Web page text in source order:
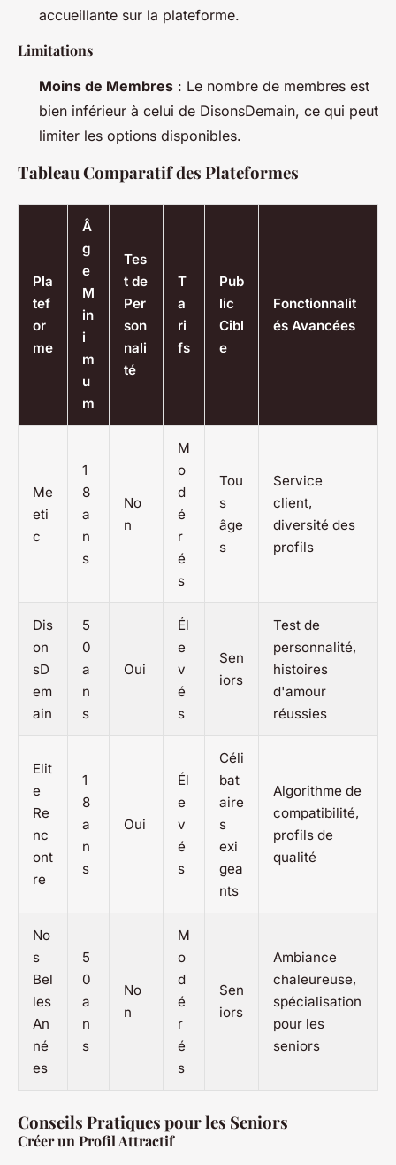
accueillante sur la plateforme.
Limitations
Moins de Membres : Le nombre de membres est
bien inférieur à celui de DisonsDemain, ce qui peut
limiter les options disponibles.
Tableau Comparatif des Plateformes
Pla
tef
or
me
Â
g
e
M
in
i
m
u
m
Tes
t de
Per
son
nali
té
T
a
ri
fs
Pub
lic
Cibl
e
Fonctionnalit
és Avancées
Me
eti
c
1
8
a
n
s
No
n
M
o
d
é
r
é
s
Tou
s
âge
s
Service
client,
diversité des
profils
Dis
on
sD
em
ain
5
0
a
n
s
Oui
Él
e
v
é
s
Sen
iors
Test de
personnalité,
histoires
d'amour
réussies
Elit
e
Re
nc
ont
re
1
8
a
n
s
Oui
Él
e
v
é
s
Céli
bat
aire
s
exi
gea
nts
Algorithme de
compatibilité,
profils de
qualité
No
s
Bel
les
An
né
es
5
0
a
n
s
No
n
M
o
d
é
r
é
s
Sen
iors
Ambiance
chaleureuse,
spécialisation
pour les
seniors
Conseils Pratiques pour les Seniors
Créer un Profil Attractif